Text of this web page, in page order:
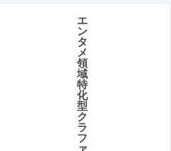
エ
ン
タ
メ
領
域
特
化
型
ク
ラ
フ
ァ